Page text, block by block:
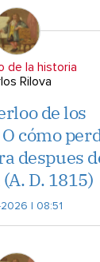
de la historia
Rilova
de los
cómo
despues
D. 1815)
| 08:51